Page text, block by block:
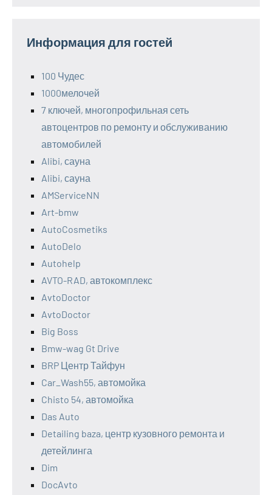
Информация для гостей
100 Чудес
1000мелочей
7 ключей, многопрофильная сеть
автоцентров по ремонту и обслуживанию
автомобилей
Alibi, сауна
Alibi, сауна
AMServiceNN
Art-bmw
AutoCosmetiks
AutoDelo
Autohelp
AVTO-RAD, автокомплекс
AvtoDoctor
AvtoDoctor
Big Boss
Bmw-wag Gt Drive
BRP Центр Тайфун
Car_Wash55, автомойка
Chisto 54, автомойка
Das Auto
Detailing baza, центр кузовного ремонта и
детейлинга
Dim
DocAvto